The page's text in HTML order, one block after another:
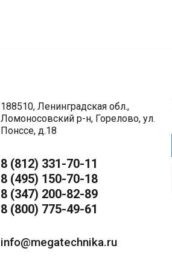
188510, Ленинградская обл.,
Ломоносовский р-н, Горелово, ул.
Понссе, д.18
8 (812) 331-70-11
8 (495) 150-70-18
8 (347) 200-82-89
8 (800) 775-49-61
info@megatechnika.ru